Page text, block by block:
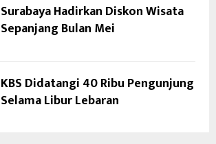
Surabaya Hadirkan Diskon Wisata
Sepanjang Bulan Mei
KBS Didatangi 40 Ribu Pengunjung
Selama Libur Lebaran